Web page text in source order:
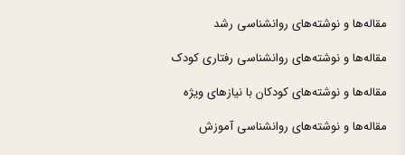
مقاله‌ها و نوشته‌های روانشناسی رشد
مقاله‌ها و نوشته‌های روانشناسی رفتاری کودک
مقاله‌ها و نوشته‌های کودکان با نیازهای ویژه
مقاله‌ها و نوشته‌های روانشناسی آموزش